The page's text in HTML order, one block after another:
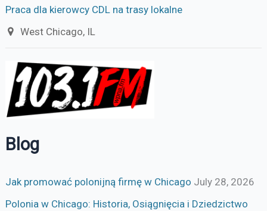
Praca dla kierowcy CDL na trasy lokalne
West Chicago, IL
Blog
Jak promować polonijną firmę w Chicago July 28, 2026
Polonia w Chicago: Historia, Osiągnięcia i Dziedzictwo